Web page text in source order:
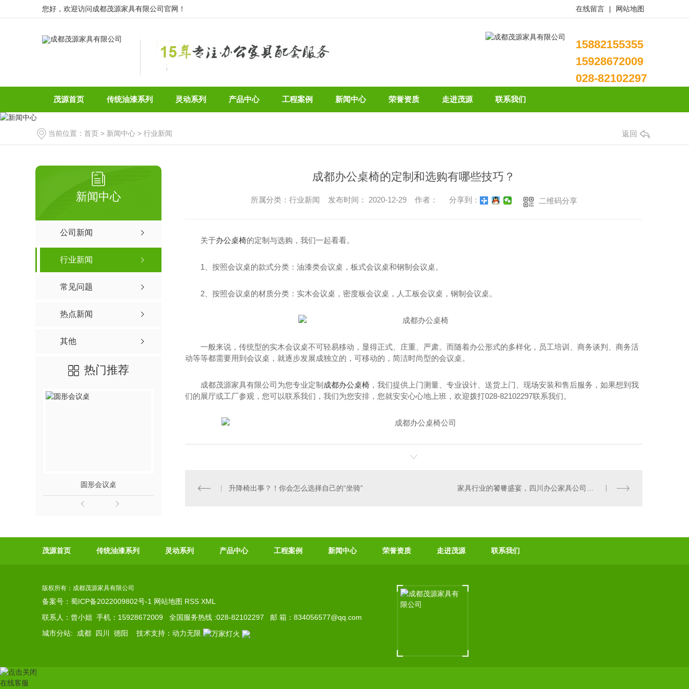
您好，欢迎访问成都茂源家具有限公司官网！ 在线留言 | 网站地图
15882155355
15928672009
028-82102297
茂源首页 传统油漆系列 灵动系列 产品中心 工程案例 新闻中心 荣誉资质 走进茂源 联系我们
当前位置： 首页 > 新闻中心 > 行业新闻 返回
新闻中心
公司新闻
行业新闻
常见问题
热点新闻
其他
热门推荐
圆形会议桌 成都茶几定制 成都办公桌厂家 成都办公椅
成都办公桌椅的定制和选购有哪些技巧？
所属分类：行业新闻 发布时间： 2020-12-29 作者： 分享到： 二维码分享
关于办公桌椅的定制与选购，我们一起看看。
1、按照会议桌的款式分类：油漆类会议桌，板式会议桌和钢制会议桌。
2、按照会议桌的材质分类：实木会议桌，密度板会议桌，人工板会议桌，钢制会议桌。
一般来说，传统型的实木会议桌不可轻易移动，显得正式、庄重、严肃。而随着办公形式的多样化，员工培训、商务谈判、商务活
动等等都需要用到会议桌，就逐步发展成独立的，可移动的，简洁时尚型的会议桌。
成都茂源家具有限公司为您专业定制 成都办公桌椅 ，我们提供上门测量、专业设计、送货上门、现场安装和售后服务，如果想到我
们的展厅或工厂参观，您可以联系我们，我们为您安排，您就安安心心地上班，欢迎拨打028-82102297联系我们。
升降椅出事？！你会怎么选择自己的“坐骑” 家具行业的饕餮盛宴，四川办公家具公司讲到5月12日即将到来！
茂源首页 传统油漆系列 灵动系列 产品中心 工程案例 新闻中心 荣誉资质 走进茂源 联系我们
版权所有：成都茂源家具有限公司
备案号： 蜀ICP备2022009802号-1 网站地图 RSS XML
联系人：曾小姐 手机：15928672009 全国服务热线 :028-82102297 邮 箱：834056577@qq.com
城市分站: 成都 四川 德阳 技术支持： 动力无限
在线客服